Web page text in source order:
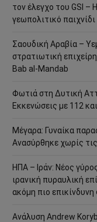
τον έλεγχο του GSI –
γεωπολιτικό παιχνίδι
Σαουδική Αραβία –
στρατιωτική
Bab al-Mandab
Φωτιά στη Δυτική
Εκκενώσεις με 112
Μέγαρα: Γυναίκα
Ανασύρθηκε χωρίς
ΗΠΑ – Ιράν: Νέος
ιρανική πυραυλική
ακόμη πιο
Ανάλυση Andrew